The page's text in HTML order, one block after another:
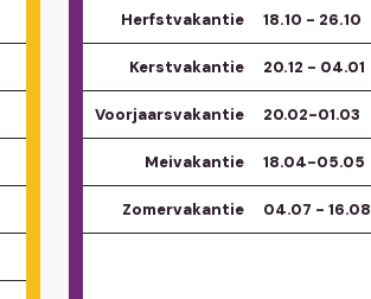
Herfstvakantie 18.10 - 26.10
Kerstvakantie 20.12 - 04.01
Voorjaarsvakantie 20.02-01.03
Meivakantie 18.04-05.05
Zomervakantie 04.07 - 16.08